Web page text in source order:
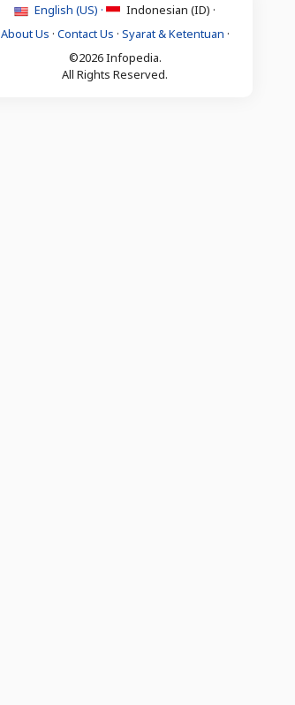
English (US) ·
Indonesian (ID) ·
About Us · Contact Us · Syarat & Ketentuan ·
©2026 Infopedia.
All Rights Reserved.